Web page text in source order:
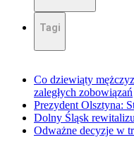
Tagi
Co dziewiąty
zaległych zobowiązań
Prezydent Olsztyna:
Dolny Śląsk
Odważne decyzje w